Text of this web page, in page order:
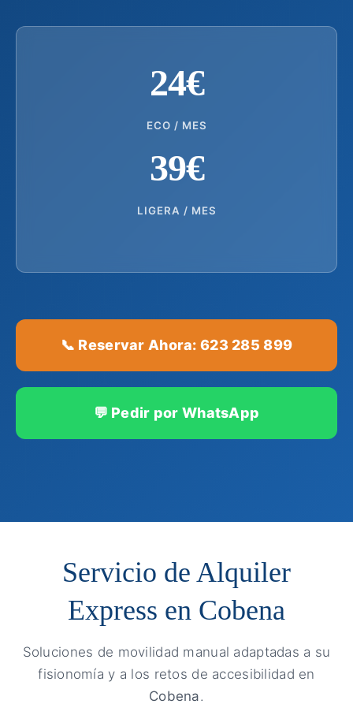
24€
ECO / MES
39€
LIGERA / MES
📞 Reservar Ahora: 623 285 899
💬 Pedir por WhatsApp
Servicio de Alquiler
Express en Cobena
Soluciones de movilidad manual adaptadas a su
fisionomía y a los retos de accesibilidad en
Cobena.